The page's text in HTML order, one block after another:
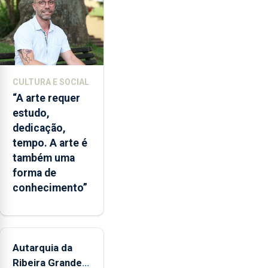
de
álcool
à
noite,
com
de
diminuir
consumos
excessivos
e
comportamentos
de
Pedro
elogia
o
CULTURA E SOCIAL
“A arte requer
estudo,
dedicação,
tempo. A arte é
também uma
forma de
conhecimento”
Autarquia da
Ribeira Grande